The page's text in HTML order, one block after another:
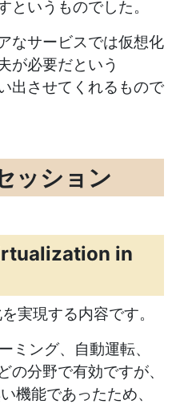
というものでした。
なサービスでは仮想化
が必要だという
出させてくれるもので
ッション
in
実現する内容です。
ミング、自動運転、
の分野で有効ですが、
機能であったため、